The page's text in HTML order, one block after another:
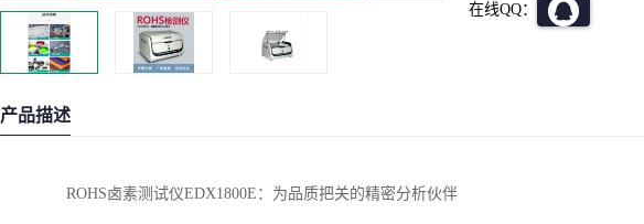
在线QQ：
产品描述
ROHS卤素测试仪EDX1800E：为品质把关的精密分析伙伴